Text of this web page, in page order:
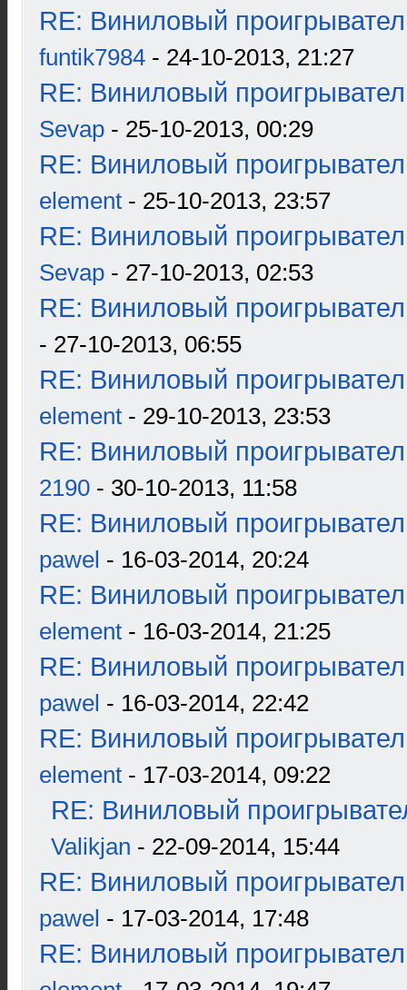
RE: Виниловый
funtik7984 - 24-10-2013, 21:27
RE: Виниловый
Sevap - 25-10-2013, 00:29
RE: Виниловый
element - 25-10-2013, 23:57
RE: Виниловый
Sevap - 27-10-2013, 02:53
RE: Виниловый
- 27-10-2013, 06:55
RE: Виниловый
element - 29-10-2013, 23:53
RE: Виниловый
2190 - 30-10-2013, 11:58
RE: Виниловый
pawel - 16-03-2014, 20:24
RE: Виниловый
element - 16-03-2014, 21:25
RE: Виниловый
pawel - 16-03-2014, 22:42
RE: Виниловый
element - 17-03-2014, 09:22
RE: Виниловый
Valikjan - 22-09-2014, 15:44
RE: Виниловый
pawel - 17-03-2014, 17:48
RE: Виниловый